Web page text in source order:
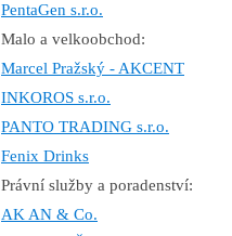
PentaGen s.r.o.
Malo a velkoobchod:
Marcel Pražský - AKCENT
INKOROS s.r.o.
PANTO TRADING s.r.o.
Fenix Drinks
Právní služby a poradenství:
AK AN & Co.